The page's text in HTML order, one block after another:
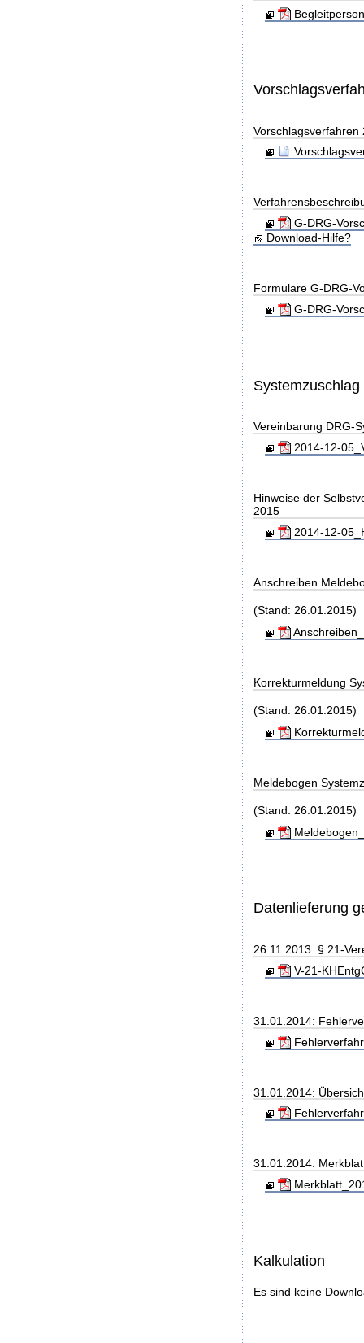
G-DRG-
Download-Hilfe?
Formulare G-DRG-
G-DRG-
Systemzuschlag
Vereinbarung DRG-
2014-12-
Hinweise der
2015
2014-12-
Anschreiben
(Stand: 26.01.2015)
Korrekturmeldung
(Stand: 26.01.2015)
Meldebogen
(Stand: 26.01.2015)
Datenlieferung
26.11.2013: § 21-
V-21-
31.01.2014:
31.01.2014:
31.01.2014:
Kalkulation
Es sind keine